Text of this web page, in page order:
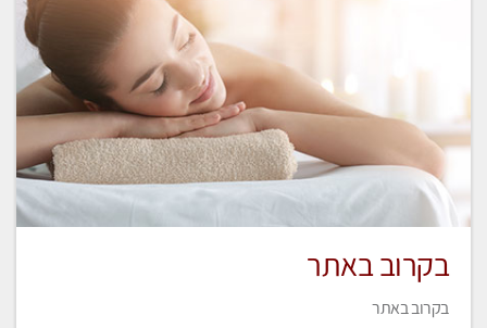
בקרוב באתר
בקרוב באתר